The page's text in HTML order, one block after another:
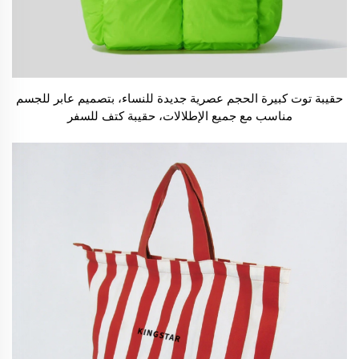
حقيبة توت كبيرة الحجم عصرية جديدة للنساء، بتصميم عابر للجسم
مناسب مع جميع الإطلالات، حقيبة كتف للسفر